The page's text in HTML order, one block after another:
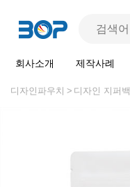
회사소개 제작사례
디자인파우치 디자인 지퍼백